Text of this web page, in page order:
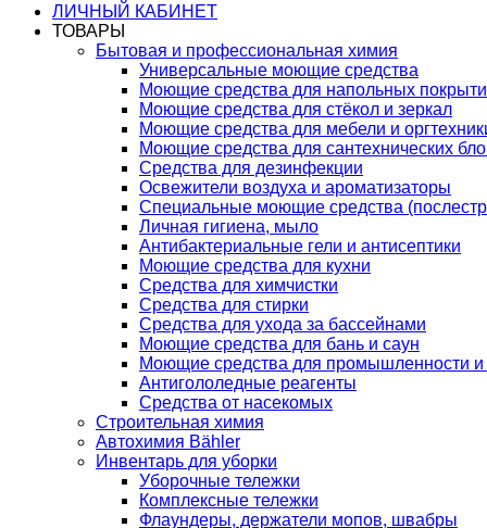
ЛИЧНЫЙ КАБИНЕТ
ТОВАРЫ
Бытовая и профессиональная химия
Универсальные моющие средства
Моющие средства для напольных
Моющие средства для стёкол и зеркал
Моющие средства для мебели и
Моющие средства для сантехнических
Средства для дезинфекции
Освежители воздуха и ароматизаторы
Специальные моющие средства
Личная гигиена, мыло
Антибактериальные гели и антисептики
Моющие средства для кухни
Средства для химчистки
Средства для стирки
Средства для ухода за бассейнами
Моющие средства для бань и саун
Моющие средства для промышленности и
Антигололедные реагенты
Средства от насекомых
Строительная химия
Автохимия Bähler
Инвентарь для уборки
Уборочные тележки
Комплексные тележки
Флаундеры, держатели мопов, швабры